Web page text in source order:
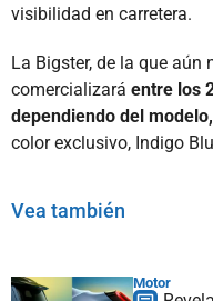
visibilidad en carretera.
La Bigster, de la que aún
comercializará entre los
dependiendo del
color exclusivo, Indigo
Vea también
Motor